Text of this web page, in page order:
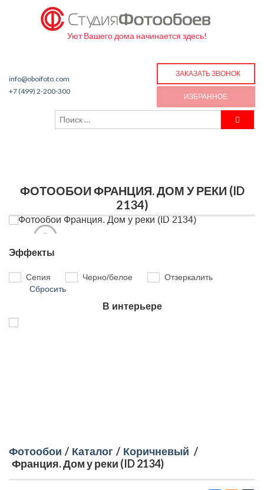
Уют Вашего дома начинается здесь!
info@oboifoto.com
+7 (499) 2-200-300
ЗАКАЗАТЬ ЗВОНОК
ИЗБРАННОЕ
ФОТООБОИ ФРАНЦИЯ. ДОМ У РЕКИ (ID
2134)
Эффекты
Сепия Черно/белое
Отзеркалить
Сбросить
В интерьере
Фотообои / Каталог / Коричневый /
Франция. Дом у реки (ID 2134)